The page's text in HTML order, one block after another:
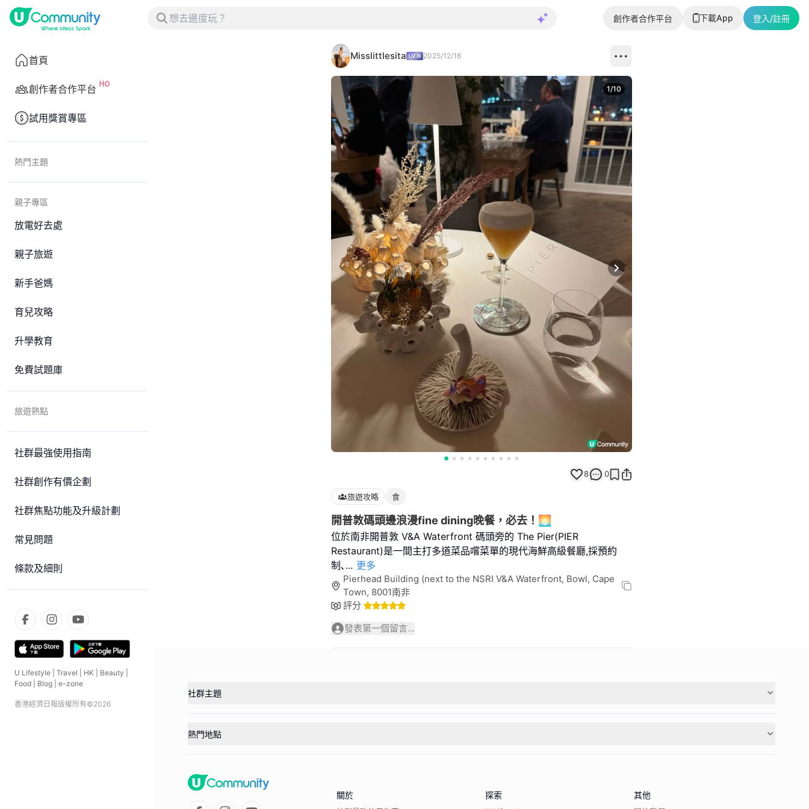
創作者合作平台 下載App 登入/註冊
首頁
創作者合作平台
試用獎賞專區
熱門主題
親子專區
放電好去處
親子旅遊
新手爸媽
育兒攻略
升學教育
免費試題庫
旅遊熱點
社群最強使用指南
社群創作有價企劃
社群焦點功能及升級計劃
常見問題
條款及細則
U Lifestyle Travel HK Beauty
Food
Blog e-zone
香港經濟日報版權所有©2026
Misslittlesita 2025/12/16
Next slide
1/10
8 0
旅遊攻略 食
開普敦碼頭邊浪漫fine dining晚餐，必去！🌅
位於南非開普敦 V&A Waterfront 碼頭旁的 The Pier(PIER
Restaurant)是一間主打多道菜品嚐菜單的現代海鮮高級餐廳,採預約
制､ ... 更多
Pierhead Building (next to the NSRI V&A Waterfront, Bowl, Cape
Town, 8001南非
評分
發表第一個留言...
社群主題
熱門地點
關於 探索 其他